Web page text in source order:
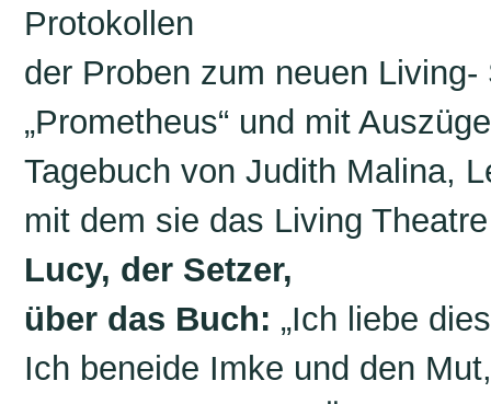
Protokollen
der Proben zum neuen Living-
„Prometheus“ und mit
Tagebuch von Judith Malina,
mit dem sie das Living
Lucy, der Setzer,
über das Buch: „Ich liebe
Ich beneide Imke und den